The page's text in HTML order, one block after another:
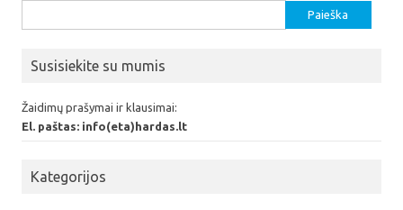
Susisiekite su mumis
Žaidimų prašymai ir klausimai:
El. paštas: info(eta)hardas.lt
Kategorijos